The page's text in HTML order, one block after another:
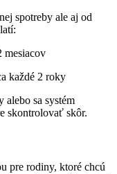
spotreby ale aj od
mesiacov
každé 2 roky
sa systém
skontrolovať skôr.
pre rodiny, ktoré chcú